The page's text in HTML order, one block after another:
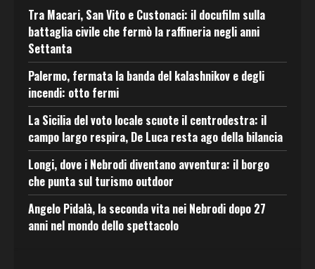
Tra Macari, San Vito e Custonaci: il docufilm sulla
battaglia civile che fermò la raffineria negli anni
Settanta
Palermo, fermata la banda del kalashnikov e degli
incendi: otto fermi
La Sicilia del voto locale scuote il centrodestra: il
campo largo respira, De Luca resta ago della bilancia
Longi, dove i Nebrodi diventano avventura: il borgo
che punta sul turismo outdoor
Angelo Pidalà, la seconda vita nei Nebrodi dopo 27
anni nel mondo dello spettacolo